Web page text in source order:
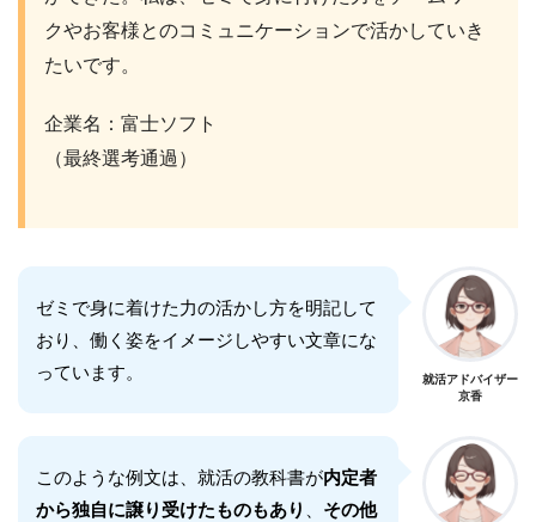
クやお客様とのコミュニケーションで活かしていき
たいです。
企業名：富士ソフト
（最終選考通過）
ゼミで身に着けた力の活かし方を明記して
おり、働く姿をイメージしやすい文章にな
っています。
就活アドバイザー
京香
このような例文は、就活の教科書が内定者
から独自に譲り受けたものもあり
その他